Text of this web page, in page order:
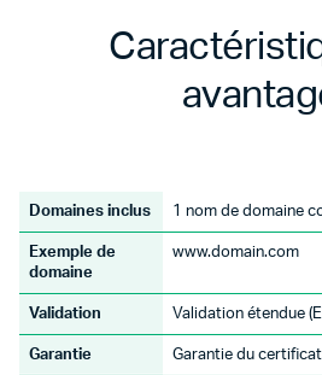
Domaines inclus 1 nom de domaine
Exemple de
domaine
www.domain.com
Validation Validation étendue
Garantie Garantie du